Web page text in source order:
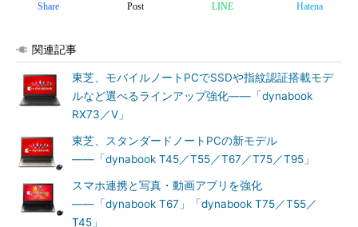
Share Post LINE Hatena
関連記事
東芝、モバイルノートPCでSSDや指紋認証搭載モデ
ルなど選べるラインアップ強化――「dynabook
RX73／V」
東芝、スタンダードノートPCの新モデル
――「dynabook T45／T55／T67／T75／T95」
スマホ連携と写真・動画アプリを強化
――「dynabook T67」「dynabook T75／T55／
T45」